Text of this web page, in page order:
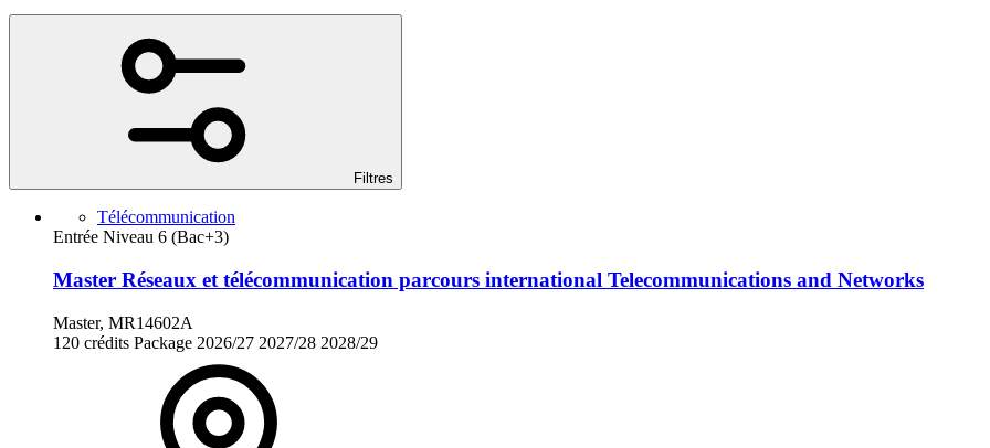
Filtres
Télécommunication
Entrée Niveau 6 (Bac+3)
Master Réseaux et télécommunication parcours international Telecommunications and Networks
Master, MR14602A
120 crédits Package 2026/27 2027/28 2028/29